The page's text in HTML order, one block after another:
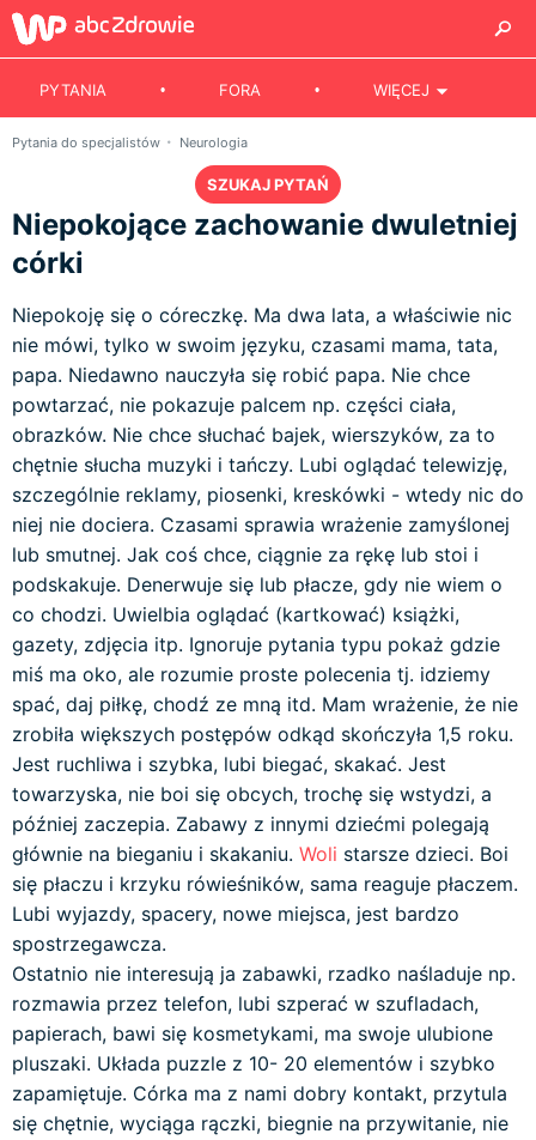
PYTANIA FORA WIĘCEJ
Pytania do specjalistów Neurologia
SZUKAJ PYTAŃ
Niepokojące zachowanie dwuletniej
córki
Niepokoję się o córeczkę. Ma dwa lata, a właściwie nic
nie mówi, tylko w swoim języku, czasami mama, tata,
papa. Niedawno nauczyła się robić papa. Nie chce
powtarzać, nie pokazuje palcem np. części ciała,
obrazków. Nie chce słuchać bajek, wierszyków, za to
chętnie słucha muzyki i tańczy. Lubi oglądać telewizję,
szczególnie reklamy, piosenki, kreskówki - wtedy nic do
niej nie dociera. Czasami sprawia wrażenie zamyślonej
lub smutnej. Jak coś chce, ciągnie za rękę lub stoi i
podskakuje. Denerwuje się lub płacze, gdy nie wiem o
co chodzi. Uwielbia oglądać (kartkować) książki,
gazety, zdjęcia itp. Ignoruje pytania typu pokaż gdzie
miś ma oko, ale rozumie proste polecenia tj. idziemy
spać, daj piłkę, chodź ze mną itd. Mam wrażenie, że nie
zrobiła większych postępów odkąd skończyła 1,5 roku.
Jest ruchliwa i szybka, lubi biegać, skakać. Jest
towarzyska, nie boi się obcych, trochę się wstydzi, a
później zaczepia. Zabawy z innymi dziećmi polegają
głównie na bieganiu i skakaniu. Woli starsze dzieci. Boi
się płaczu i krzyku rówieśników, sama reaguje płaczem.
Lubi wyjazdy, spacery, nowe miejsca, jest bardzo
spostrzegawcza.
Ostatnio nie interesują ja zabawki, rzadko naśladuje np.
rozmawia przez telefon, lubi szperać w szufladach,
papierach, bawi się kosmetykami, ma swoje ulubione
pluszaki. Układa puzzle z 10- 20 elementów i szybko
zapamiętuje. Córka ma z nami dobry kontakt, przytula
się chętnie, wyciąga rączki, biegnie na przywitanie, nie